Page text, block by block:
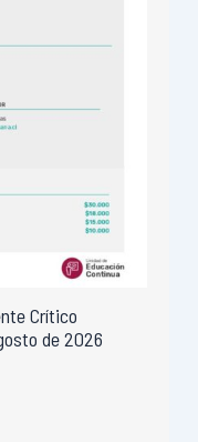
Crítico
de 2026